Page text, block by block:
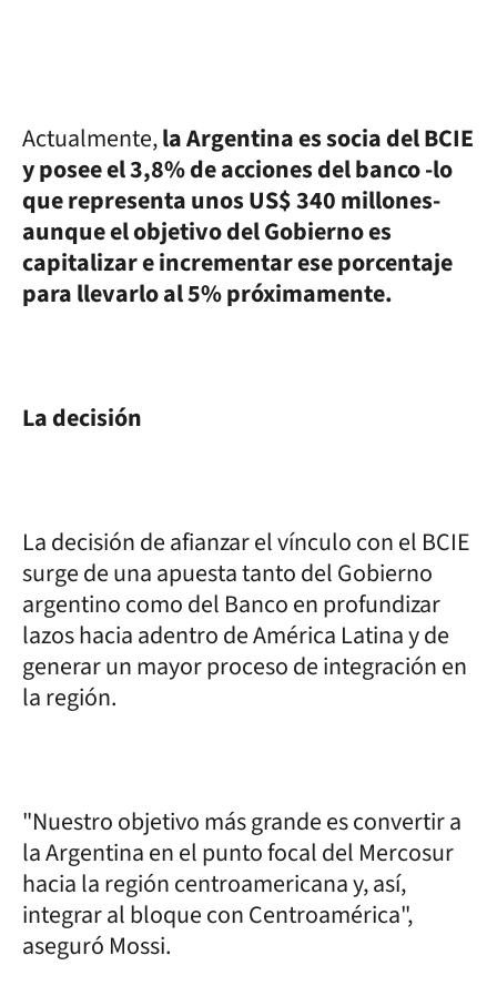
Actualmente,la Argentina es socia del BCIE
y posee el 3,8% de acciones del banco -lo
que representa unos US$ 340 millones-
aunque el objetivo del Gobierno es
capitalizar e incrementar ese porcentaje
para llevarlo al 5% próximamente.
La decisión
La decisión de afianzar el vínculo con el BCIE
surge de una apuesta tanto del Gobierno
argentino como del Banco en profundizar
lazos hacia adentro de América Latina y de
generar un mayor proceso de integración en
la región.
"Nuestro objetivo más grande es convertir a
la Argentina en el punto focal del Mercosur
hacia la región centroamericana y, así,
integrar al bloque con Centroamérica",
aseguró Mossi.